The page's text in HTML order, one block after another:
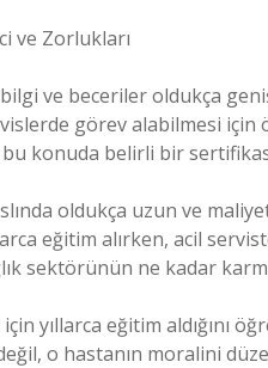
ve Zorlukları
ve beceriler oldukça
görev alabilmesi
konuda belirli bir
oldukça uzun ve
eğitim alırken, acil
sektörünün ne kadar
yıllarca eğitim aldığını
o hastanın moralini